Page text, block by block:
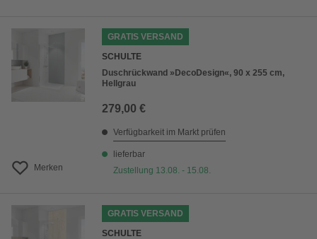
Merken
GRATIS VERSAND
SCHULTE
Duschrückwand »DecoDesign«, 90 x 255 cm,
Hellgrau
279,00 €
Verfügbarkeit im Markt prüfen
lieferbar
Zustellung 13.08. - 15.08.
GRATIS VERSAND
SCHULTE